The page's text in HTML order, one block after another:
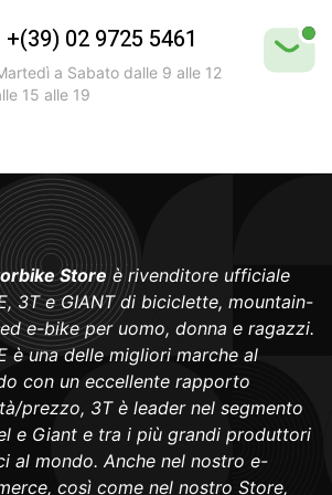
02 9725 5461
a Sabato dalle 9 alle 12
15 alle 19
Storeè rivenditore ufficiale
3T e GIANT di biciclette, mountain-
e-bike per uomo, donna e ragazzi.
è una delle migliori marche al
con un eccellente rapporto
prezzo, 3T è leader nel segmento
e Giant e tra i più grandi produttori
al mondo. Anche nel nostro e-
così come nel nostro Store,